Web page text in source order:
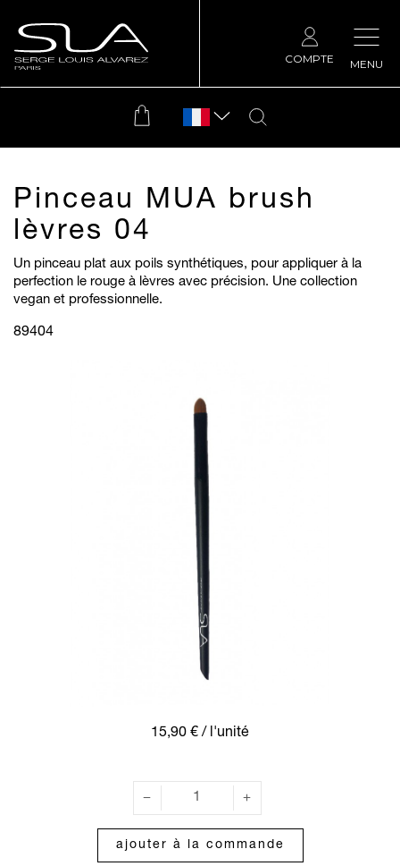
MENU
COMPTE
Pinceau MUA brush
lèvres 04
Un pinceau plat aux poils synthétiques, pour appliquer à la
perfection le rouge à lèvres avec précision. Une collection
vegan et professionnelle.
89404
15,90 €/ l'unité
ajouter à la commande